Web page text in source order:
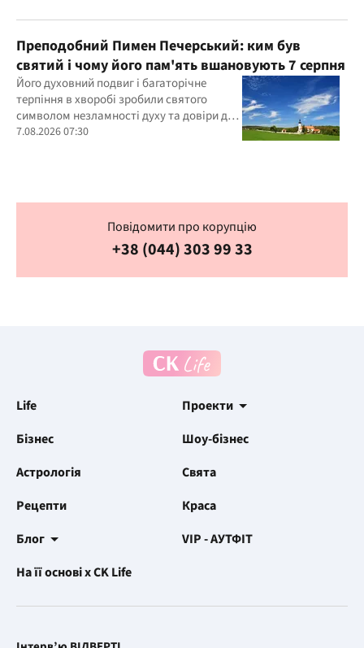
Преподобний Пимен Печерський: ким був
святий і чому його пам'ять вшановують 7 серпня
Його духовний подвиг і багаторічне
терпіння в хворобі зробили святого
символом незламності духу та довіри до
Бога
7.08.2026 07:30
Повідомити про корупцію
+38 (044) 303 99 33
Life
Проекти
Бізнес
Шоу-бізнес
Астрологія
Свята
Рецепти
Краса
Блог
VIP - АУТФІТ
На її основі x CK Life